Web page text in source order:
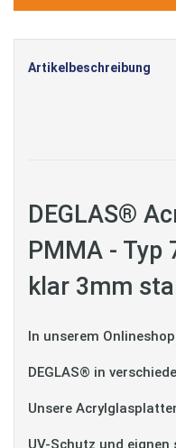
Artikelbeschreibung
DEGLAS®
PMMA - Typ
klar 3mm
In unserem
DEGLAS® in
Unsere
UV-Schutz und